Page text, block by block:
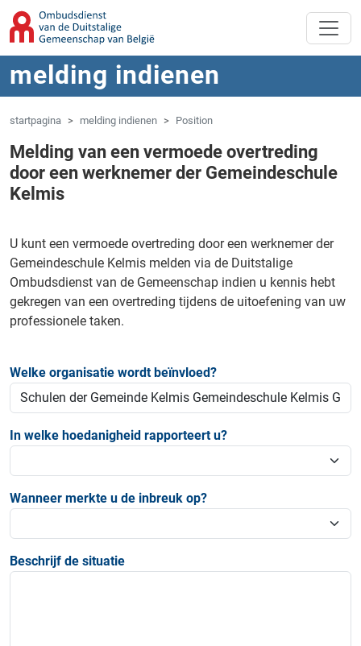
Overslaan naar hoofdinhoud
Spring naar navigatie
melding indienen
startpagina melding indienen Position
Melding van een vermoede overtreding
door een werknemer der Gemeindeschule
Kelmis
U kunt een vermoede overtreding door een werknemer der
Gemeindeschule Kelmis melden via de Duitstalige
Ombudsdienst van de Gemeenschap indien u kennis hebt
gekregen van een overtreding tijdens de uitoefening van uw
professionele taken.
Welke organisatie wordt beïnvloed?
In welke hoedanigheid rapporteert u?
Wanneer merkte u de inbreuk op?
Beschrijf de situatie